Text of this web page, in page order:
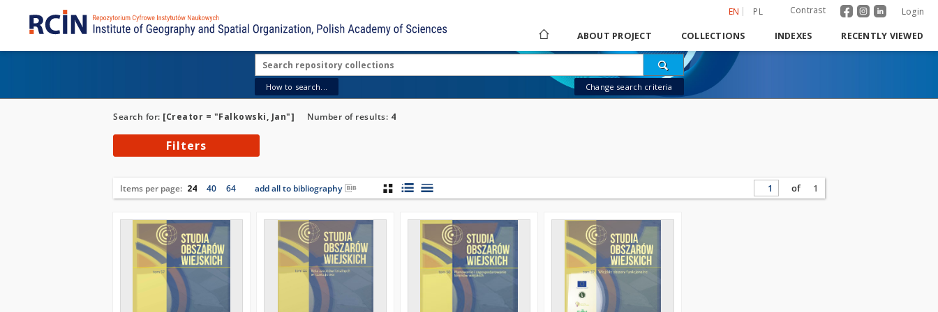
EN PL Contrast Login
ABOUT PROJECT COLLECTIONS INDEXES RECENTLY VIEWED
How to search... Change search criteria
Search for: [Creator = "Falkowski, Jan"] Number of results: 4
Filters
Items per page: 24 40 64 add all to bibliography of 1